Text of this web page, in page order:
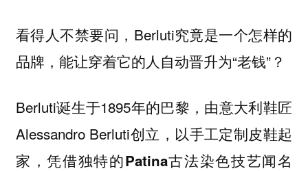
看得人不禁要问，Berluti究竟是一个怎样的
品牌，能让穿着它的人自动晋升为“老钱”？
Berluti诞生于1895年的巴黎，由意大利鞋匠
Alessandro Berluti创立， 以手工定制皮鞋起
家，凭借独特的Patina古法染色技艺闻名